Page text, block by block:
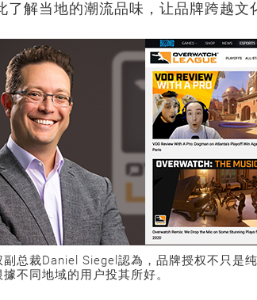
了解当地的潮流品味，让品牌跨越文
总裁Daniel Siegel認為，品牌授权不只是
不同地域的用户投其所好。